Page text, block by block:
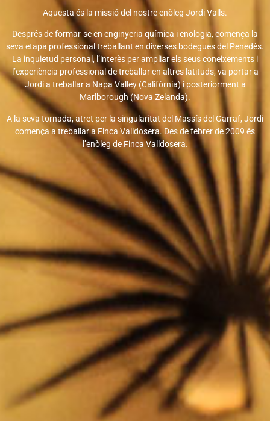
Aquesta és la missió del nostre enòleg Jordi Valls.
Després de formar-se en enginyeria química i enologia, comença la
seva etapa professional treballant en diverses bodegues del Penedès.
La inquietud personal, l’interès per ampliar els seus coneixements i
l’experiència professional de treballar en altres latituds, va portar a
Jordi a treballar a Napa Valley (Califòrnia) i posteriorment a
Marlborough (Nova Zelanda).
A la seva tornada, atret per la singularitat del Massís del Garraf, Jordi
comença a treballar a Finca Valldosera. Des de febrer de 2009 és
l’enòleg de Finca Valldosera.